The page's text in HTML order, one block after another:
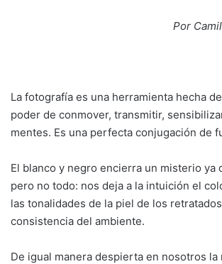
Por
La fotografía es una herramienta hecha
poder de conmover, transmitir,
mentes. Es una perfecta conjugación de
El blanco y negro encierra un misterio ya
pero no todo: nos deja a la intuición el
las tonalidades de la piel de los
consistencia del ambiente.
De igual manera despierta en nosotros la